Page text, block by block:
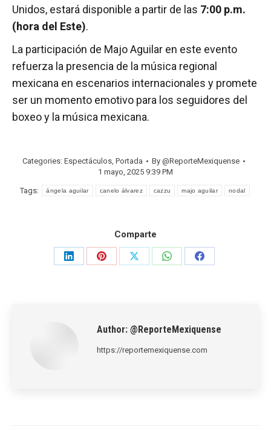
Unidos, estará disponible a partir de las 7:00 p.m.
(hora del Este).
La participación de Majo Aguilar en este evento
refuerza la presencia de la música regional
mexicana en escenarios internacionales y promete
ser un momento emotivo para los seguidores del
boxeo y la música mexicana.
Categories: Espectáculos, Portada By @ReporteMexiquense
1 mayo, 2025 9:39 PM
Tags: ángela aguilar canelo álvarez cazzu majo aguilar nodal
Comparte
Share
Share
Share
Share
Share
Author: @ReporteMexiquense
https://reportemexiquense.com